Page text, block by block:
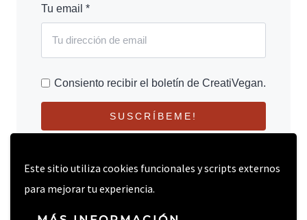
Este sitio utiliza cookies funcionales y scripts externos
para mejorar tu experiencia.
Tu email *
Consiento recibir el boletín de CreatiVegan.
SUSCRÍBEME!